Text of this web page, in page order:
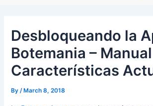
Desbloqueando la
Botemania –
Características
By/ March 8, 2018